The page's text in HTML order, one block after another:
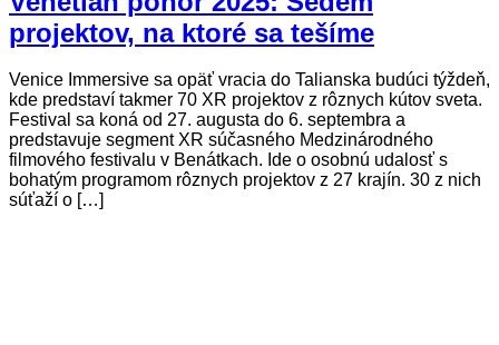
projektov, na ktoré sa tešíme
Venice Immersive sa opäť vracia do Talianska budúci týždeň,
kde predstaví takmer 70 XR projektov z rôznych kútov sveta.
Festival sa koná od 27. augusta do 6. septembra a
predstavuje segment XR súčasného Medzinárodného
filmového festivalu v Benátkach. Ide o osobnú udalosť s
bohatým programom rôznych projektov z 27 krajín. 30 z nich
súťaží o […]